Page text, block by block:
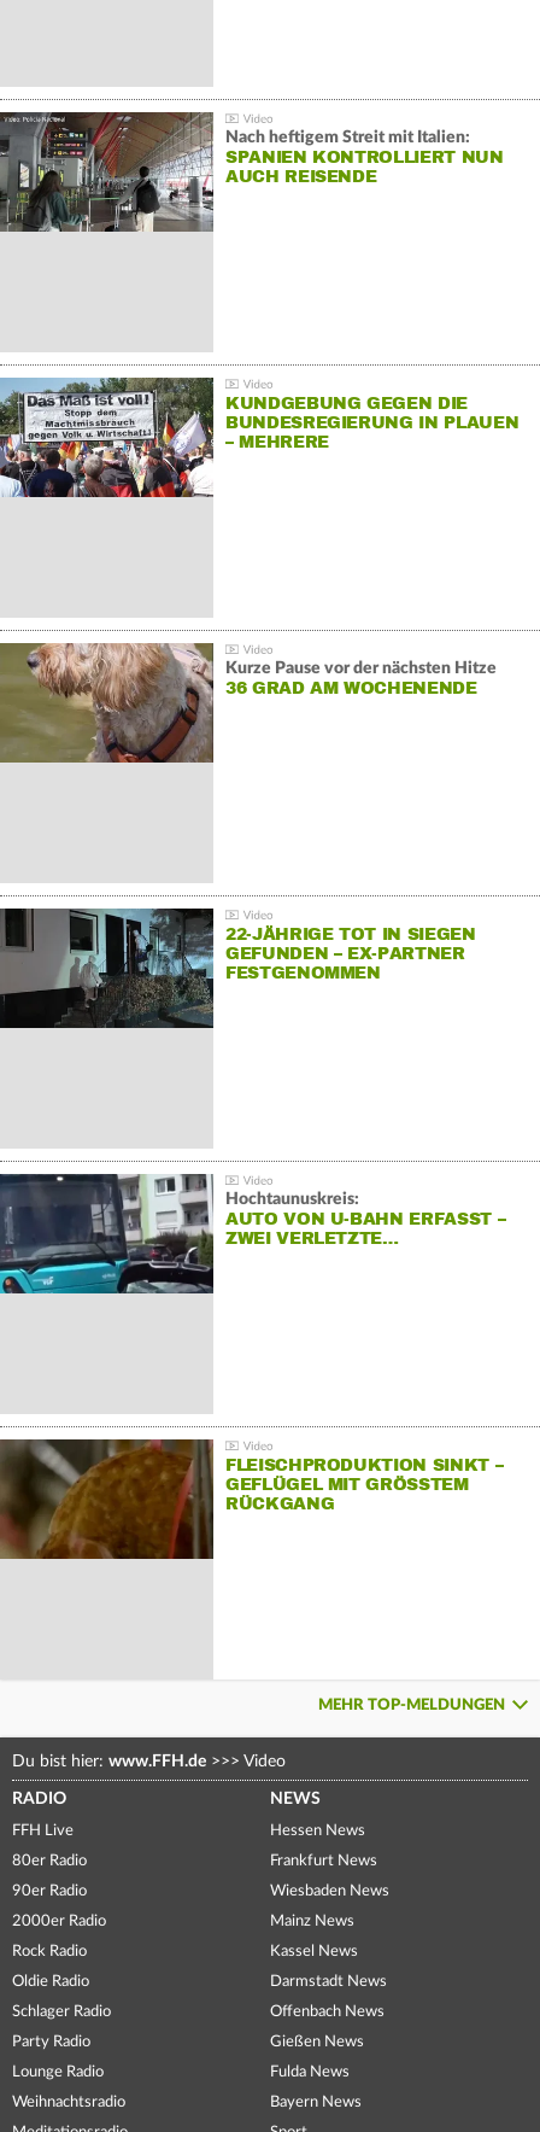
Nach heftigem Streit mit Italien:
SPANIEN KONTROLLIERT NUN
AUCH REISENDE
KUNDGEBUNG GEGEN DIE
BUNDESREGIERUNG IN PLAUEN
– MEHRERE
Kurze Pause vor der nächsten Hitze
36 GRAD AM WOCHENENDE
22-JÄHRIGE TOT IN SIEGEN
GEFUNDEN – EX-PARTNER
FESTGENOMMEN
Hochtaunuskreis:
AUTO VON U-BAHN ERFASST –
ZWEI VERLETZTE…
FLEISCHPRODUKTION SINKT –
GEFLÜGEL MIT GRÖSSTEM R
ÜCKGANG
MEHR TOP-MELDUNGEN
Du bist hier: www.FFH.de >>> Video
RADIO
FFH Live
80er Radio
90er Radio
2000er Radio
Rock Radio
Oldie Radio
Schlager Radio
Party Radio
Lounge Radio
Weihnachtsradio
NEWS
Hessen News
Frankfurt News
Wiesbaden News
Mainz News
Kassel News
Darmstadt News
Offenbach News
Gießen News
Fulda News
Bayern News